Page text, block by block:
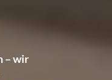
– wir